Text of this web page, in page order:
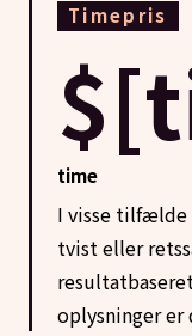
Timepris
time
I visse tilfælde
tvist eller
oplysninger